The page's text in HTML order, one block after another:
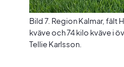
Bild 7. Region Kalmar, fält
kväve och 74 kilo kväve i
Tellie Karlsson.